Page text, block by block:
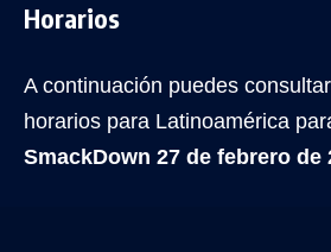
Horarios
A continuación puedes
horarios para Latinoamérica
SmackDown 27 de febrero de